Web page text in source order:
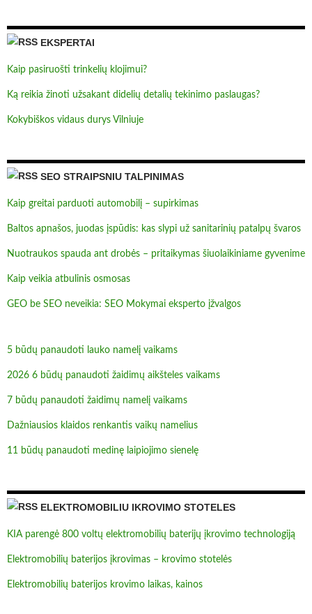
EKSPERTAI
Kaip pasiruošti trinkelių klojimui?
Ką reikia žinoti užsakant didelių detalių tekinimo paslaugas?
Kokybiškos vidaus durys Vilniuje
SEO STRAIPSNIU TALPINIMAS
Kaip greitai parduoti automobilį – supirkimas
Baltos apnašos, juodas įspūdis: kas slypi už sanitarinių patalpų švaros
Nuotraukos spauda ant drobės – pritaikymas šiuolaikiniame gyvenime
Kaip veikia atbulinis osmosas
GEO be SEO neveikia: SEO Mokymai eksperto įžvalgos
5 būdų panaudoti lauko namelį vaikams
2026 6 būdų panaudoti žaidimų aikšteles vaikams
7 būdų panaudoti žaidimų namelį vaikams
Dažniausios klaidos renkantis vaikų namelius
11 būdų panaudoti medinę laipiojimo sienelę
ELEKTROMOBILIU IKROVIMO STOTELES
KIA parengė 800 voltų elektromobilių baterijų įkrovimo technologiją
Elektromobilių baterijos įkrovimas – krovimo stotelės
Elektromobilių baterijos krovimo laikas, kainos